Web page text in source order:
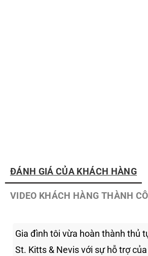
ĐÁNH GIÁ CỦA KHÁCH HÀNG
VIDEO KHÁCH HÀNG THÀNH
Gia đình tôi vừa hoàn thành thủ
St. Kitts & Nevis với sự hỗ trợ của